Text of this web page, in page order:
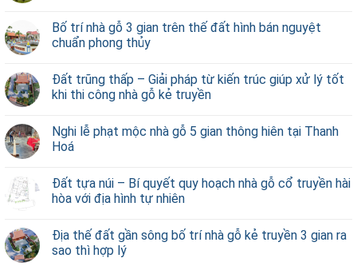
Bố trí nhà gỗ 3 gian trên thế đất hình bán nguyệt
chuẩn phong thủy
Đất trũng thấp – Giải pháp từ kiến trúc giúp xử lý tốt
khi thi công nhà gỗ kẻ truyền
Nghi lễ phạt mộc nhà gỗ 5 gian thông hiên tại Thanh
Hoá
Đất tựa núi – Bí quyết quy hoạch nhà gỗ cổ truyền hài
hòa với địa hình tự nhiên
Địa thế đất gần sông bố trí nhà gỗ kẻ truyền 3 gian ra
sao thì hợp lý